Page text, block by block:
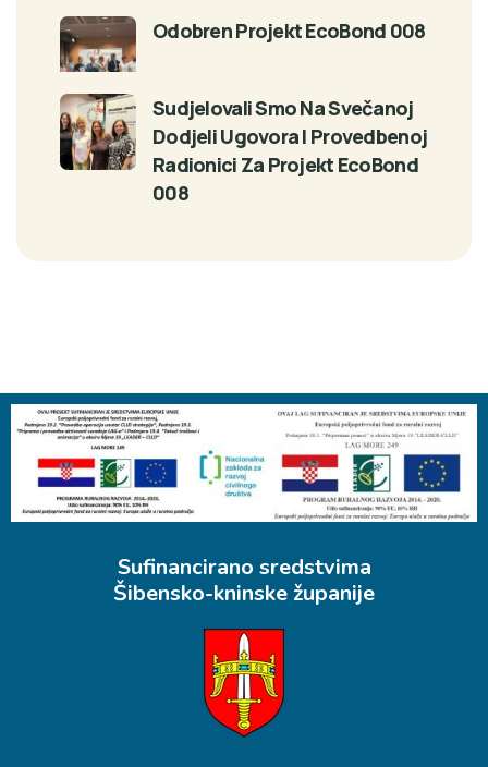
Odobren Projekt EcoBond 008
Sudjelovali Smo Na Svečanoj
Dodjeli Ugovora I Provedbenoj
Radionici Za Projekt EcoBond
008
Sufinancirano sredstvima
Šibensko-kninske županije